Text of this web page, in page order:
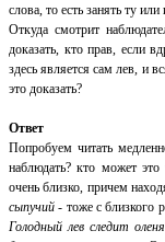
слова, то есть занять ту
Откуда смотрит
доказать, кто прав, если
здесь является сам лев, и
это доказать?
Ответ
Попробуем читать
наблюдать? кто может это
очень близко, причем
сыпучий - тоже с близкого
Голодный лев следит